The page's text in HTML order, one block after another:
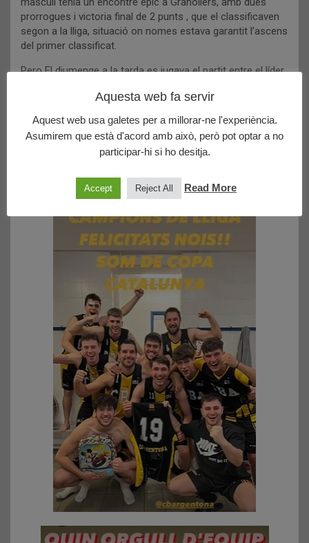
prorrogues i victoria final de 2 punts , que el classificaven
segon a la lliga, situació on nomes estava garantit l’ascens
del primer classificat.
Pero El diumenge a la tarda es jugava el partit entre el líder,
que el Girona acabes perdent! Això feia que l’Argentona
arrabassés la primera posicio a la lliga, i es convertis
matematicament en EQUIP DE COPA per a la propera
temporada!
es celebrarà entre els caps de cada grup.
Aquesta web fa servir
Aquest web usa galetes per a millorar-ne l'experiència.
Asumirem que està d'acord amb això, però pot optar a no
participar-hi si ho desitja.
Accept Reject All Read More